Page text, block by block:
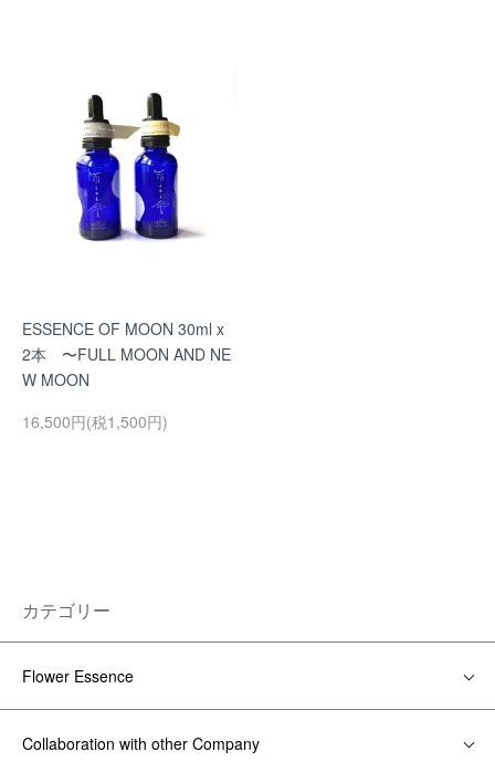
ESSENCE OF MOON 30ml x
2本 〜FULL MOON AND NE
W MOON
16,500円(税1,500円)
カテゴリー
Flower Essence
Collaboration with other Company